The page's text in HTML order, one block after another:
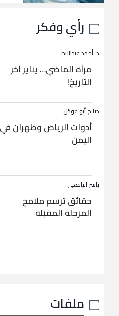
رأي وفكر
د. أحمد عبداللاه
مرآة الماضي… يناير آخر
التاريخ!
صالح أبو عوذل
أدوات الرياض وطهران في
اليمن
ياسر اليافعي
حقائق ترسم ملامح
المرحلة المقبلة
ملفات